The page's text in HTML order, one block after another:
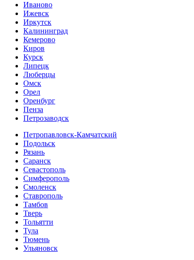
Иваново
Ижевск
Иркутск
Калининград
Кемерово
Киров
Курск
Липецк
Люберцы
Омск
Орел
Оренбург
Пенза
Петрозаводск
Петропавловск-Камчатский
Подольск
Рязань
Саранск
Севастополь
Симферополь
Смоленск
Ставрополь
Тамбов
Тверь
Тольятти
Тула
Тюмень
Ульяновск